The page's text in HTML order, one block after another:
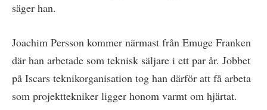
säger han.
Joachim Persson kommer närmast från Emuge Franken
där han arbetade som teknisk säljare i ett par år. Jobbet
på Iscars teknikorganisation tog han därför att få arbeta
som projekttekniker ligger honom varmt om hjärtat.